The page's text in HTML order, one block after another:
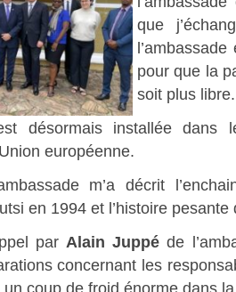
que
pour que la
soit plus libre.
est désormais installée
européenne.
m’a décrit
en 1994 et l’histoire pesante
par Alain Juppé de
concernant les
coup de froid énorme dans